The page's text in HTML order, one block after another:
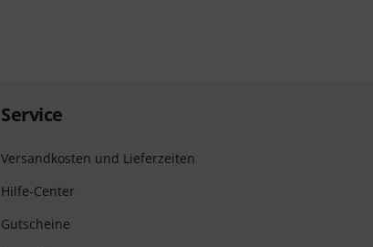
Service
Versandkosten und Lieferzeiten
Hilfe-Center
Gutscheine